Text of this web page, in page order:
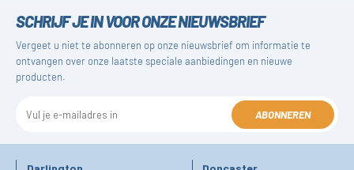
SCHRIJF JE IN VOOR ONZE NIEUWSBRIEF
Vergeet u niet te abonneren op onze nieuwsbrief om informatie te
ontvangen over onze laatste speciale aanbiedingen en nieuwe
producten.
ABONNEREN